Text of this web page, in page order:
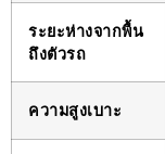
ระยะห่างจากพื้น
ถึงตัวรถ
ความสูงเบาะ